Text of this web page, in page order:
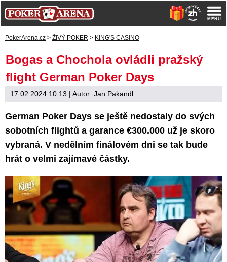
PokerArena.cz > ŽIVÝ POKER > KING'S CASINO
Bogas a Chochola ovládli pražský
flight German Poker Days
17.02.2024 10:13 | Autor: Jan Pakandl
German Poker Days se ještě nedostaly do svých
sobotních flightů a garance €300.000 už je skoro
vybraná. V nedělním finálovém dni se tak bude
hrát o velmi zajímavé částky.